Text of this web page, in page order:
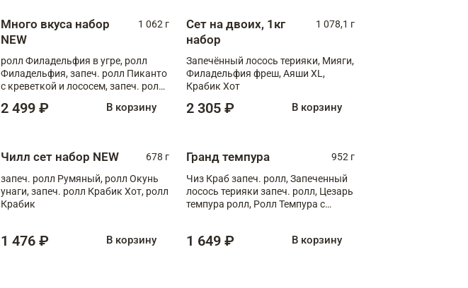
Много вкуса набор
NEW
1 062 г
ролл Филадельфия в угре, ролл
Филадельфия, запеч. ролл Пиканто
с креветкой и лососем, запеч. ролл
2 499 ₽ В корзину
Сет на двоих, 1кг
набор
1 078,1 г
Запечённый лосось терияки, Мияги,
Филадельфия фреш, Аяши XL,
Крабик Хот
2 305 ₽ В корзину
Чилл сет набор NEW
678 г
запеч. ролл Румяный, ролл Окунь
унаги, запеч. ролл Крабик Хот, ролл
Крабик
1 476 ₽ В корзину
Гранд темпура
952 г
Чиз Краб запеч. ролл, Запеченный
лосось терияки запеч. ролл, Цезарь
темпура ролл, Ролл Темпура с
1 649 ₽ В корзину